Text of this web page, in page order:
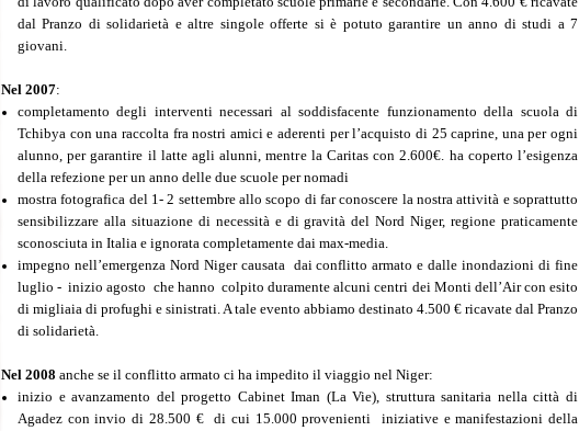
dal Pranzo di solidarietà e altre singole offerte si è potuto garantire un anno di studi a 7
giovani.
Nel 2007:
completamento degli interventi necessari al soddisfacente funzionamento della scuola di
Tchibya con una raccolta fra nostri amici e aderenti per l’acquisto di 25 caprine, una per ogni
alunno, per garantire il latte agli alunni, mentre la Caritas con 2.600€. ha coperto l’esigenza
della refezione per un anno delle due scuole per nomadi
mostra fotografica del 1- 2 settembre allo scopo di far conoscere la nostra attività e soprattutto
sensibilizzare alla situazione di necessità e di gravità del Nord Niger, regione praticamente
sconosciuta in Italia e ignorata completamente dai max-media.
impegno nell’emergenza Nord Niger causata dai conflitto armato e dalle inondazioni di fine
luglio - inizio agosto che hanno colpito duramente alcuni centri dei Monti dell’Air con esito
di migliaia di profughi e sinistrati. A tale evento abbiamo destinato 4.500 € ricavate dal Pranzo
di solidarietà.
Nel 2008 anche se il conflitto armato ci ha impedito il viaggio nel Niger:
inizio e avanzamento del progetto Cabinet Iman (La Vie), struttura sanitaria nella città di
Agadez con invio di 28.500 € di cui 15.000 provenienti iniziative e manifestazioni della